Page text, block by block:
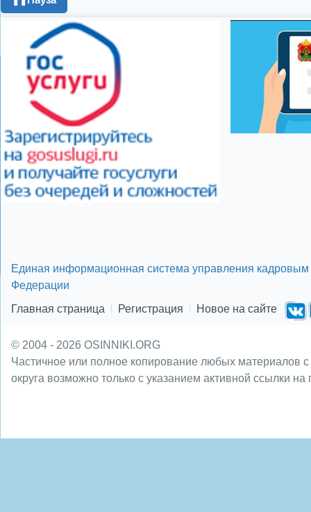
школьники
Показать все теги
Единая информационная система управления кадровым
Федерации
Главная страница
Регистрация Новое на сайте
© 2004 - 2026 OSINNIKI.ORG
Частичное или полное копирование любых материалов
округа возможно только с указанием активной ссылки на